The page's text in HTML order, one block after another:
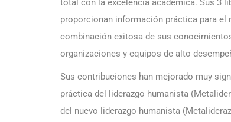
total con la excelencia académica. Sus 3
proporcionan información práctica para el
combinación exitosa de sus
organizaciones y equipos de alto
Sus contribuciones han mejorado muy
práctica del liderazgo humanista
del nuevo liderazgo humanista